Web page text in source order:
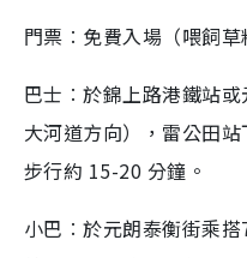
門票︰免費入場（喂飼草
巴士︰於錦上路港鐵站
大河道方向），雷公田
步行約 15-20 分鐘。
小巴︰於元朗泰衡街乘